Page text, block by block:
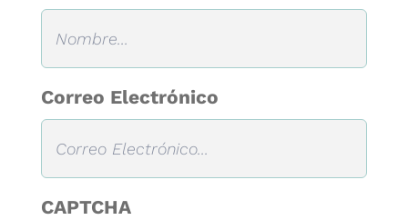
Correo Electrónico
CAPTCHA